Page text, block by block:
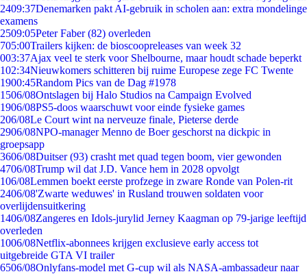
2409:37Denemarken pakt AI-gebruik in scholen aan: extra mondelinge
examens
2509:05Peter Faber (82) overleden
705:00Trailers kijken: de bioscoopreleases van week 32
003:37Ajax veel te sterk voor Shelbourne, maar houdt schade beperkt
102:34Nieuwkomers schitteren bij ruime Europese zege FC Twente
1900:45Random Pics van de Dag #1978
1506/08Ontslagen bij Halo Studios na Campaign Evolved
1906/08PS5-doos waarschuwt voor einde fysieke games
206/08Le Court wint na nerveuze finale, Pieterse derde
2906/08NPO-manager Menno de Boer geschorst na dickpic in
groepsapp
3606/08Duitser (93) crasht met quad tegen boom, vier gewonden
4706/08Trump wil dat J.D. Vance hem in 2028 opvolgt
106/08Lemmen boekt eerste profzege in zware Ronde van Polen-rit
2406/08'Zwarte weduwes' in Rusland trouwen soldaten voor
overlijdensuitkering
1406/08Zangeres en Idols-jurylid Jerney Kaagman op 79-jarige leeftijd
overleden
1006/08Netflix-abonnees krijgen exclusieve early access tot
uitgebreide GTA VI trailer
6506/08Onlyfans-model met G-cup wil als NASA-ambassadeur naar